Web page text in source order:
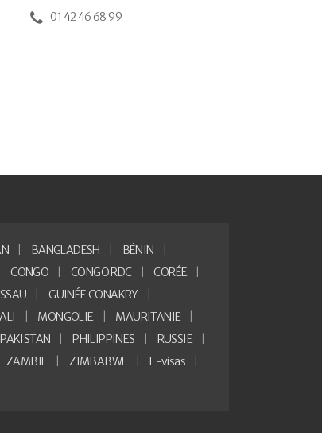
01 42 46 68 99
BANGLADESH
BÉNIN
CONGO CONGO RDC
CORÉE
GUINÉE CONAKRY
MONGOLIE
MAURITANIE
PAKISTAN PHILIPPINES
RUSSIE
ZAMBIE ZIMBABWE
E-visas